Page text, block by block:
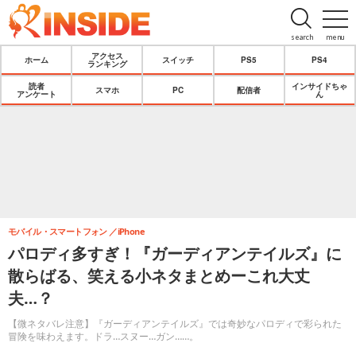
menu
search
ホーム
アクセス
ランキング
スイッチ PS5 PS4
読者
アンケート
スマホ PC 配信者
インサイドちゃ
ん
パロディ多すぎ！『ガーディアンテイルズ』に
散らばる、笑える小ネタまとめーこれ大丈
夫…？
【微ネタバレ注意】『ガーディアンテイルズ』では奇妙なパロディで彩られた
冒険を味わえます。ドラ…スヌー…ガン……。
モバイル・スマートフォン iPhone